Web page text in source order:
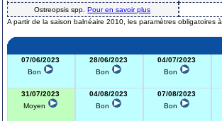
Ostreopsis spp.Pour en savoir plus
A partir de la saison balnéaire 2010, les paramètres obligatoires
07/06/2023
Bon
28/06/2023
Bon
04/07/2023
Bon
31/07/2023
Moyen
04/08/2023
Bon
07/08/2023
Bon